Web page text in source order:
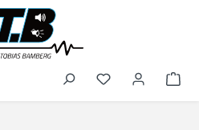
Du hast 0